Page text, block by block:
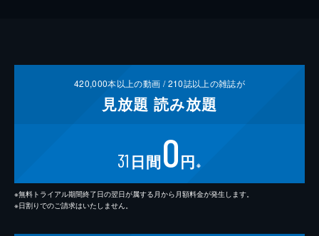
420,000本以上の動画 /210誌以上の雑誌が
見放題 読み放題
31 日間0円 ※
※無料トライアル期間終了日の翌日が属する月から月額料金が発生します。
※日割りでのご請求はいたしません。